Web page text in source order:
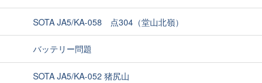
SOTA JA5/KA-058 点304（堂山北嶺）
バッテリー問題
SOTA JA5/KA-052 猪尻山